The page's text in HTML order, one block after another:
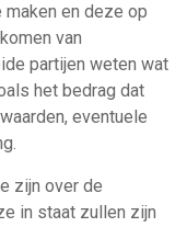
en deze op
van
partijen weten wat
het bedrag dat
eventuele
zijn over de
in staat zullen zijn